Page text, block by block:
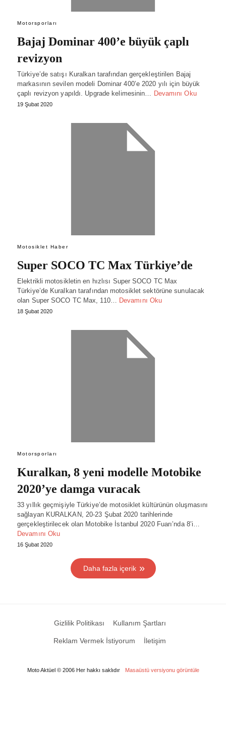
Motorsporları
Bajaj Dominar 400’e büyük çaplı
revizyon
Türkiye’de satışı Kuralkan tarafından gerçekleştirilen Bajaj
markasının sevilen modeli Dominar 400’e 2020 yılı için büyük
çaplı revizyon yapıldı. Upgrade kelimesinin… Devamını Oku
19 Şubat 2020
Motosiklet Haber
Super SOCO TC Max Türkiye’de
Elektrikli motosikletin en hızlısı Super SOCO TC Max
Türkiye’de Kuralkan tarafından motosiklet sektörüne sunulacak
olan Super SOCO TC Max, 110… Devamını Oku
18 Şubat 2020
Motorsporları
Kuralkan, 8 yeni modelle Motobike
2020’ye damga vuracak
33 yıllık geçmişiyle Türkiye’de motosiklet kültürünün oluşmasını
sağlayan KURALKAN, 20-23 Şubat 2020 tarihlerinde
gerçekleştirilecek olan Motobike İstanbul 2020 Fuarı’nda 8’i…
Devamını Oku
16 Şubat 2020
Daha fazla içerik
Gizlilik Politikası Kullanım Şartları
Reklam Vermek İstiyorum İletişim
Moto Aktüel © 2006 Her hakkı saklıdır Masaüstü versiyonu görüntüle